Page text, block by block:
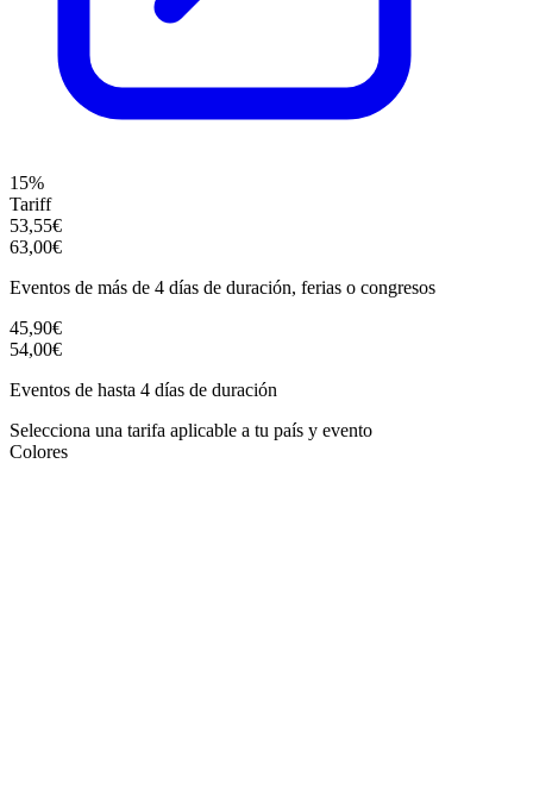
15%
Tariff
53,55€
63,00€
Eventos de más de 4 días de duración, ferias o congresos
45,90€
54,00€
Eventos de hasta 4 días de duración
Selecciona una tarifa aplicable a tu país y evento
Colores